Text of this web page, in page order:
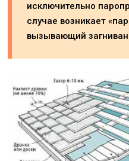
исключительно
случае возникает
вызывающий